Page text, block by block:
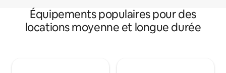
Équipements populaires pour des
locations moyenne et longue durée